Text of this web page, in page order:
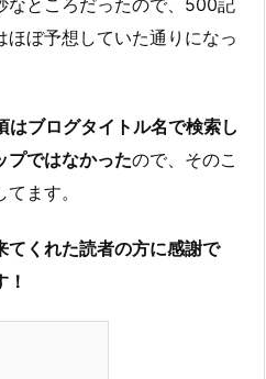
なところだったので、500記
ぼ予想していた通りになっ
ブログタイトル名で検索し
プではなかったので、そのこ
ます。
くれた読者の方に感謝で